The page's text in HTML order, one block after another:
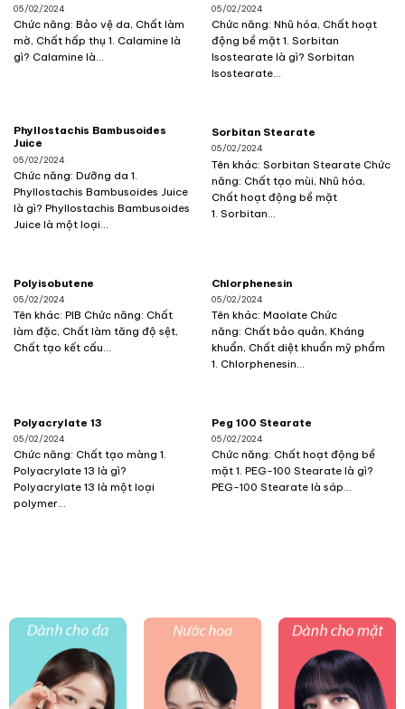
05/02/2024
Chức năng: Bảo vệ da, Chất làm
mờ, Chất hấp thụ 1. Calamine là
gì? Calamine là...
05/02/2024
Chức năng: Nhũ hóa, Chất hoạt
động bề mặt 1. Sorbitan
Isostearate là gì? Sorbitan
Isostearate...
Phyllostachis Bambusoides
Juice
05/02/2024
Chức năng: Dưỡng da 1.
Phyllostachis Bambusoides Juice
là gì? Phyllostachis Bambusoides
Juice là một loại...
Sorbitan Stearate
05/02/2024
Tên khác: Sorbitan Stearate Chức
năng: Chất tạo mùi, Nhũ hóa,
Chất hoạt động bề mặt
1. Sorbitan...
Polyisobutene
05/02/2024
Tên khác: PIB Chức năng: Chất
làm đặc, Chất làm tăng độ sệt,
Chất tạo kết cấu...
Chlorphenesin
05/02/2024
Tên khác: Maolate Chức
năng: Chất bảo quản, Kháng
khuẩn, Chất diệt khuẩn mỹ phẩm
1. Chlorphenesin...
Polyacrylate 13
05/02/2024
Chức năng: Chất tạo màng 1.
Polyacrylate 13 là gì?
Polyacrylate 13 là một loại
polymer...
Peg 100 Stearate
05/02/2024
Chức năng: Chất hoạt động bề
mặt 1. PEG-100 Stearate là gì?
PEG-100 Stearate là sáp...